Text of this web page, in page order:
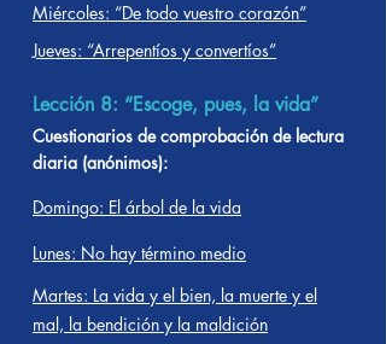
Miércoles: “De todo vuestro corazón”
Jueves: “Arrepentíos y convertíos”
Lección 8: “Escoge, pues, la vida”
Cuestionarios de comprobación de lectura
diaria (anónimos):
Domingo: El árbol de la vida
Lunes: No hay término medio
Martes: La vida y el bien, la muerte y el
mal, la bendición y la maldición